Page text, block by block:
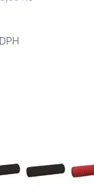
krk) modrá
(husí krk)
ochranná hadice
ochranná